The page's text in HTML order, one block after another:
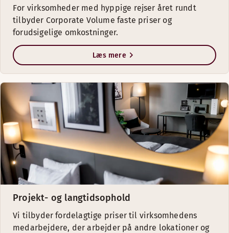
For virksomheder med hyppige rejser året rundt
tilbyder Corporate Volume faste priser og
forudsigelige omkostninger.
Læs mere
Projekt- og langtidsophold
Vi tilbyder fordelagtige priser til virksomhedens
medarbejdere, der arbejder på andre lokationer og